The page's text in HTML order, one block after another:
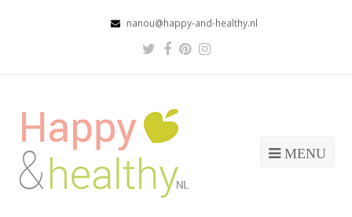
nanou@happy-and-healthy.nl
Twitter
Facebook
Pinterest
Instagram
MENU